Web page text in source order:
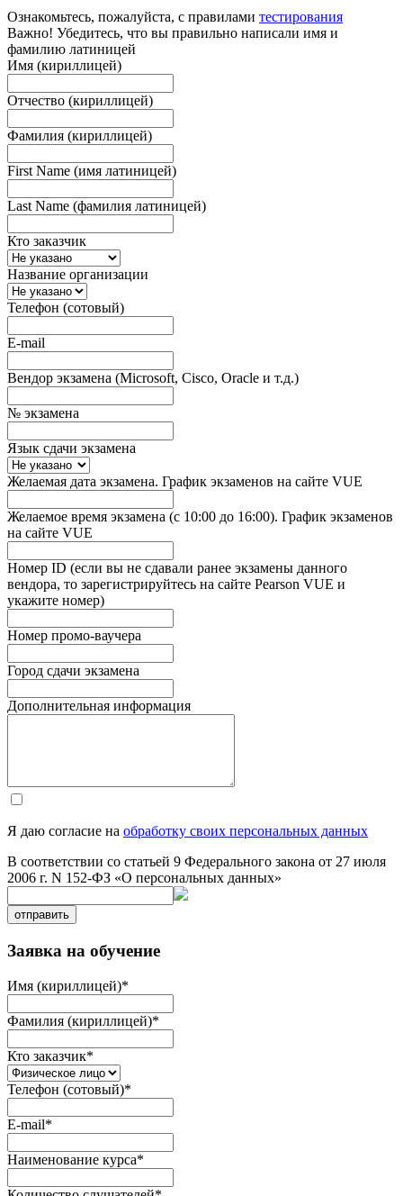
Ознакомьтесь, пожалуйста, с правилами тестирования
Важно! Убедитесь, что вы правильно написали имя и
фамилию латиницей
Имя (кириллицей)
Отчество (кириллицей)
Фамилия (кириллицей)
First Name (имя латиницей)
Last Name (фамилия латиницей)
Кто заказчик
Название организации
Телефон (сотовый)
E-mail
Вендор экзамена (Microsoft, Cisco, Oracle и т.д.)
№ экзамена
Язык сдачи экзамена
Желаемая дата экзамена. График экзаменов на сайте VUE
Желаемое время экзамена (с 10:00 до 16:00). График экзаменов
на сайте VUE
Номер ID (если вы не сдавали ранее экзамены данного
вендора, то зарегистрируйтесь на сайте Pearson VUE и
укажите номер)
Номер промо-ваучера
Город сдачи экзамена
Дополнительная информация
Я даю согласие на обработку своих персональных данных
В соответствии со статьей 9 Федерального закона от 27 июля
2006 г. N 152-ФЗ «О персональных данных»
отправить
Заявка на обучение
Имя (кириллицей)*
Фамилия (кириллицей)*
Кто заказчик*
Телефон (сотовый)*
E-mail*
Наименование курса*